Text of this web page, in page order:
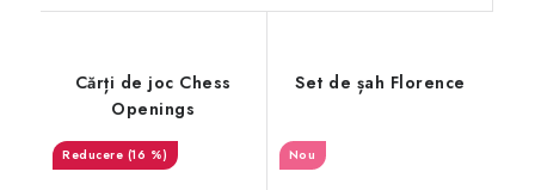
Cărți de joc Chess
Openings
(16 %)
Set de șah Florence
Nou